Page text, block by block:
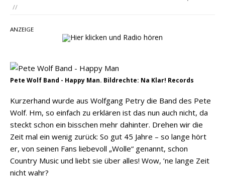
„Choosin‘ Texas“ gehört zu den größten Hits
Talks“ – eine Hymne auf unvergessliche
//
ANZEIGE
Pete Wolf Band - Happy Man. Bildrechte: Na Klar! Records
Kurzerhand wurde aus Wolfgang Petry die Band des Pete
Wolf. Hm, so einfach zu erklären ist das nun auch nicht, da
steckt schon ein bisschen mehr dahinter. Drehen wir die
Zeit mal ein wenig zurück: So gut 45 Jahre – so lange hört
er, von seinen Fans liebevoll „Wolle“ genannt, schon
Country Music und liebt sie über alles! Wow, ’ne lange Zeit
nicht wahr?